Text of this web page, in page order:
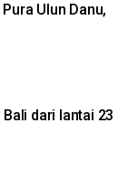
Ulun Danu,
dari lantai 23